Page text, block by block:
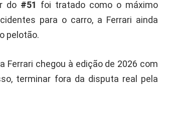
do #51 foi tratado como o máximo
para o carro, a Ferrari ainda
pelotão.
Ferrari chegou à edição de 2026 com
terminar fora da disputa real pela